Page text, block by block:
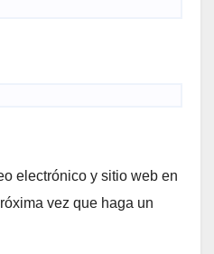
electrónico y sitio web en
vez que haga un